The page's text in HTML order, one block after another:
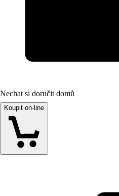
Nechat si doručit domů
Koupit on-line